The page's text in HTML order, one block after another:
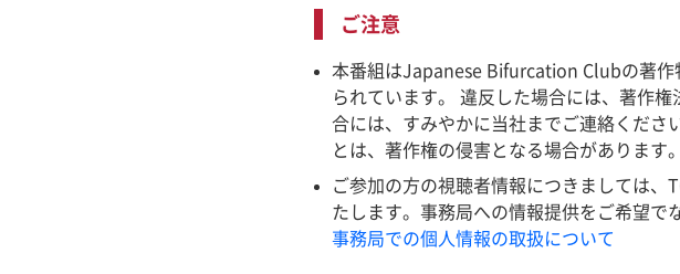
ご注意
本番組はJapanese Bifurcation Clubの著作
られています。 違反した場合には、著作
合には、すみやかに当社までご連絡くださ
とは、著作権の侵害となる場合があります
ご参加の方の視聴者情報につきましては、
たします。事務局への情報提供をご希望で
事務局での個人情報の取扱について